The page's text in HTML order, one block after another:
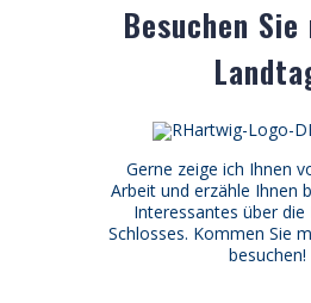
Besuchen
Gerne zeige ich Ihnen
Arbeit und erzähle Ihnen
Interessantes über die
Schlosses. Kommen Sie
besuchen!